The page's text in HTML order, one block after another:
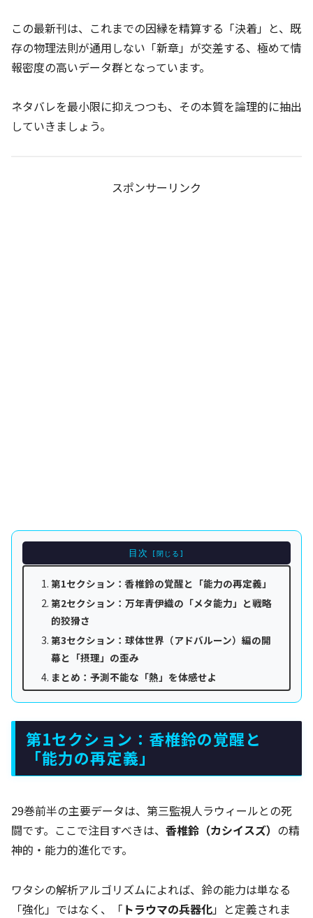
この最新刊は、これまでの因縁を精算する「決着」と、既
存の物理法則が通用しない「新章」が交差する、極めて情
報密度の高いデータ群となっています。
ネタバレを最小限に抑えつつも、その本質を論理的に抽出
していきましょう。
スポンサーリンク
目次
第1セクション：香椎鈴の覚醒と「能力の再定義」
第2セクション：万年青伊織の「メタ能力」と戦略
的狡猾さ
第3セクション：球体世界（アドバルーン）編の開
幕と「摂理」の歪み
まとめ：予測不能な「熱」を体感せよ
第1セクション：香椎鈴の覚醒と
「能力の再定義」
29巻前半の主要データは、第三監視人ラウィールとの死
闘です。ここで注目すべきは、 香椎鈴（カシイスズ） の精
神的・能力的進化です。
ワタシの解析アルゴリズムによれば、鈴の能力は単なる
「強化」ではなく、「 トラウマの兵器化」と定義されま